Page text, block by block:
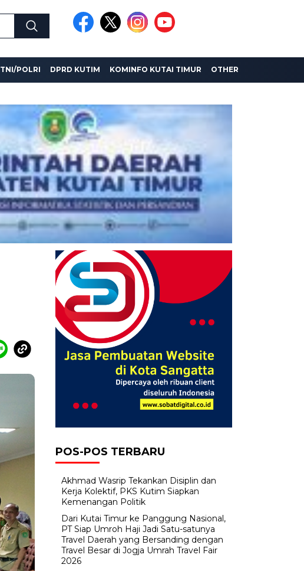
TNI/POLRI DPRD KUTIM KOMINFO KUTAI TIMUR OTHER
POS-POS TERBARU
Akhmad Wasrip Tekankan Disiplin dan
Kerja Kolektif, PKS Kutim Siapkan
Kemenangan Politik
Dari Kutai Timur ke Panggung Nasional,
PT Siap Umroh Haji Jadi Satu-satunya
Travel Daerah yang Bersanding dengan
Travel Besar di Jogja Umrah Travel Fair
2026